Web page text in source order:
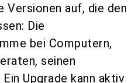
auf, die den
Die
bei Computern,
seinen
Upgrade kann aktiv